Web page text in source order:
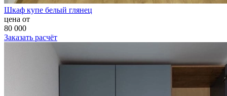
Шкаф купе белый глянец
цена от
80 000
Заказать расчёт